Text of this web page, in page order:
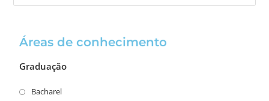
Áreas de conhecimento
Graduação
Bacharel